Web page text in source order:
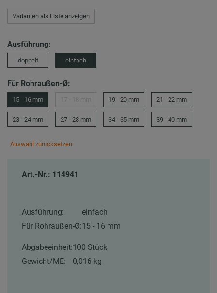
Varianten als Liste anzeigen
Ausführung:
doppelt einfach
Für Rohraußen-Ø:
15 - 16 mm 19 - 20 mm 21 - 22 mm
23 - 24 mm 27 - 28 mm 34 - 35 mm 39 - 40 mm
Auswahl zurücksetzen
Art.-Nr.: 114941
Ausführung:
einfach
Für Rohraußen-Ø:15 - 16 mm
Abgabeeinheit:100 Stück
Gewicht/ME:
0,016 kg